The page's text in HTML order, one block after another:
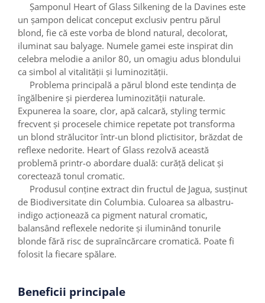
Șamponul Heart of Glass Silkening de la Davines este
un șampon delicat conceput exclusiv pentru părul
blond, fie că este vorba de blond natural, decolorat,
iluminat sau balyage. Numele gamei este inspirat din
celebra melodie a anilor 80, un omagiu adus blondului
ca simbol al vitalității și luminozității.
Problema principală a părul blond este tendința de
îngălbenire și pierderea luminozității naturale.
Expunerea la soare, clor, apă calcară, styling termic
frecvent și procesele chimice repetate pot transforma
un blond strălucitor într-un blond plictisitor, brăzdat de
reflexe nedorite. Heart of Glass rezolvă această
problemă printr-o abordare duală: curăță delicat și
corectează tonul cromatic.
Produsul conține extract din fructul de Jagua, susținut
de Biodiversitate din Columbia. Culoarea sa albastru-
indigo acționează ca pigment natural cromatic,
balansând reflexele nedorite și iluminând tonurile
blonde fără risc de supraîncărcare cromatică. Poate fi
folosit la fiecare spălare.
Beneficii principale